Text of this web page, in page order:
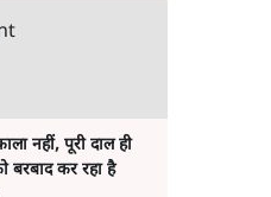
नहीं, पूरी दाल ही
बरबाद कर रहा है